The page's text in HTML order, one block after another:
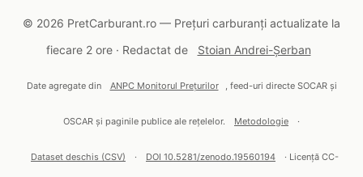
© 2026 PretCarburant.ro — Prețuri carburanți actualizate la
fiecare 2 ore · Redactat de
Stoian Andrei-Șerban
Date agregate din ANPC Monitorul Prețurilor , feed-uri directe SOCAR și
OSCAR și paginile publice ale rețelelor. Metodologie ·
Dataset deschis (CSV) · DOI 10.5281/zenodo.19560194 · Licență CC-